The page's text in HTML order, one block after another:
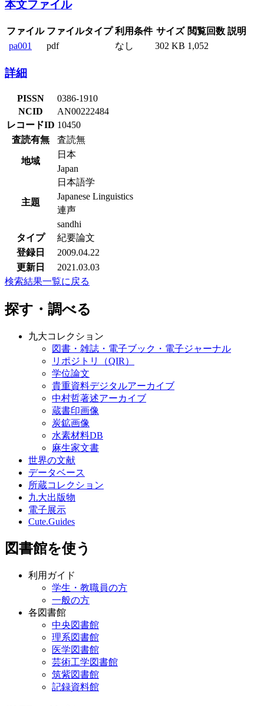
本文ファイル
ファイル ファイルタイプ 利用条件 サイズ 閲覧回数 説明
pa001
pdf なし 302 KB 1,052
詳細
PISSN
0386-1910
NCID
AN00222484
レコードID 10450
査読有無
査読無
地域
日本
Japan
主題
日本語学
Japanese Linguistics
連声
sandhi
タイプ
紀要論文
登録日
2009.04.22
更新日
2021.03.03
検索結果一覧に戻る
探す・調べる
九大コレクション
図書・雑誌・電子ブック・電子ジャーナル
リポジトリ（QIR）
学位論文
貴重資料デジタルアーカイブ
中村哲著述アーカイブ
蔵書印画像
炭鉱画像
水素材料DB
麻生家文書
世界の文献
データベース
所蔵コレクション
九大出版物
電子展示
Cute.Guides
図書館を使う
利用ガイド
学生・教職員の方
一般の方
各図書館
中央図書館
理系図書館
医学図書館
芸術工学図書館
筑紫図書館
記録資料館